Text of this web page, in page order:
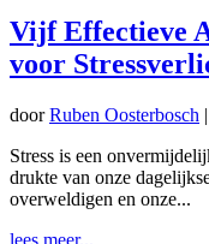
Vijf Effectieve
voor
doorRuben Oosterbosch |
Stress is een
drukte van onze
overweldigen en onze...
lees meer...